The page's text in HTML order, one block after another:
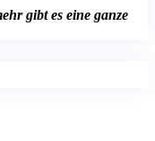
gibt es eine ganze